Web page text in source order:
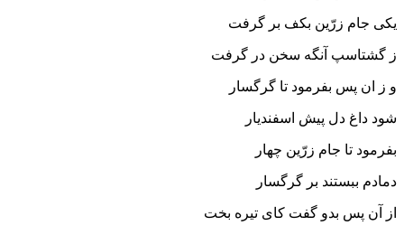
یکى جام زرّین بکف بر گرفت
ز گشتاسپ آنگه سخن در گرفت‏
و ز ان پس بفرمود تا گرگسار
شود داغ دل پیش اسفندیار
بفرمود تا جام زرّین چهار
دمادم ببستند بر گرگسار
از آن پس بدو گفت کاى تیره بخت